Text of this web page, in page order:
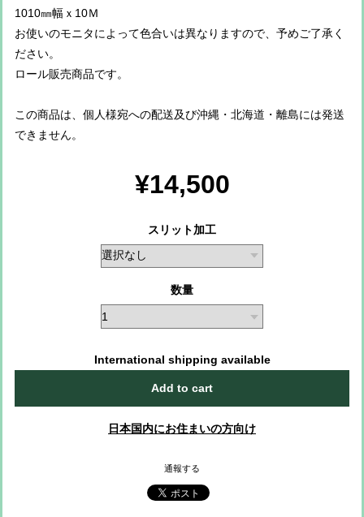
1010㎜幅ｘ10Ｍ
お使いのモニタによって色合いは異なりますので、予めご了承く
ださい。
ロール販売商品です。
この商品は、個人様宛への配送及び沖縄・北海道・離島には発送
できません。
¥14,500
スリット加工
数量
International shipping available
Add to cart
日本国内にお住まいの方向け
通報する